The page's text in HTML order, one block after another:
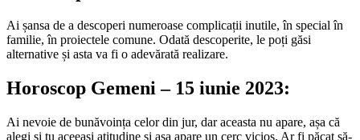
Ai șansa de a descoperi numeroase complicații inutile, în special în
familie, în proiectele comune. Odată descoperite, le poți găsi
alternative și asta va fi o adevărată realizare.
Horoscop Gemeni – 15 iunie 2023:
Ai nevoie de bunăvoința celor din jur, dar aceasta nu apare, așa că
alegi și tu aceeași atitudine și așa apare un cerc vicios. Ar fi păcat să-